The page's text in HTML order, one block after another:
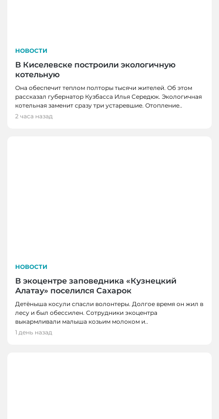
НОВОСТИ
В Киселевске построили экологичную
котельную
Она обеспечит теплом полторы тысячи жителей. Об этом
рассказал губернатор Кузбасса Илья Середюк. Экологичная
котельная заменит сразу три устаревшие. Отопление..
2 часа назад
НОВОСТИ
В экоцентре заповедника «Кузнецкий
Алатау» поселился Сахарок
Детёныша косули спасли волонтеры. Долгое время он жил в
лесу и был обессилен. Сотрудники экоцентра
выкармливали малыша козьим молоком и..
1 день назад